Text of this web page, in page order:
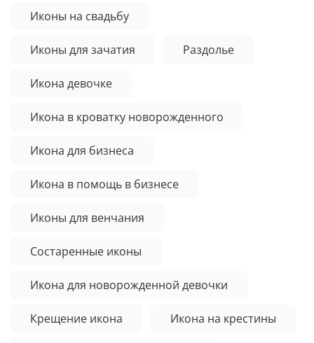
Иконы на свадьбу
Иконы для зачатия Раздолье
Икона девочке
Икона в кроватку новорожденного
Икона для бизнеса
Икона в помощь в бизнесе
Иконы для венчания
Состаренные иконы
Икона для новорожденной девочки
Крещение икона Икона на крестины